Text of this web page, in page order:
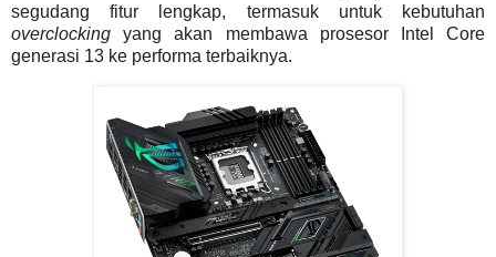
segudang fitur lengkap, termasuk untuk kebutuhan
overclockingyang akan membawa prosesor Intel Core
generasi 13 ke performa terbaiknya.